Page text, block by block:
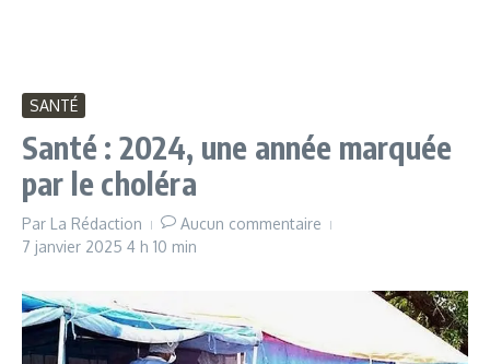
SANTÉ
Santé : 2024, une année marquée
par le choléra
Par La Rédaction
Aucun commentaire
7 janvier 2025 4 h 10 min